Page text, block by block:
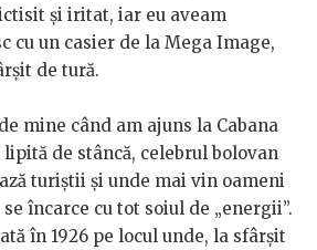
și iritat, iar eu aveam
cu un casier de la Mega Image,
de tură.
mine când am ajuns la Cabana
lipită de stâncă, celebrul bolovan
turiștii și unde mai vin oameni
încarce cu tot soiul de „energii”.
în 1926 pe locul unde, la sfârșit